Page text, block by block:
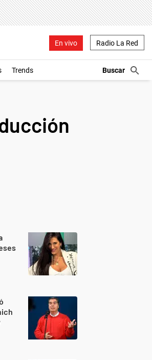
En vivo Radio La Red
Trends